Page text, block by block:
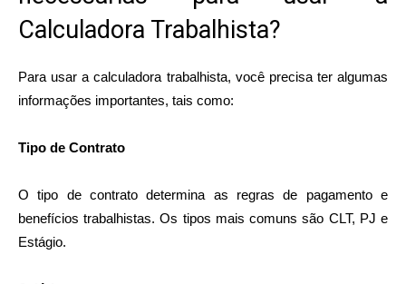
Calculadora Trabalhista?
Para usar a calculadora trabalhista, você precisa ter algumas
informações importantes, tais como:
Tipo de Contrato
O tipo de contrato determina as regras de pagamento e
benefícios trabalhistas. Os tipos mais comuns são CLT, PJ e
Estágio.